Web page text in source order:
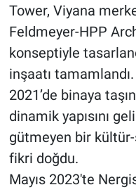
Tower, Viyana
Feldmeyer-HPP
konseptiyle
inşaatı
2021’de binaya
dinamik yapısını
gütmeyen bir
fikri doğdu.
Mayıs 2023'te